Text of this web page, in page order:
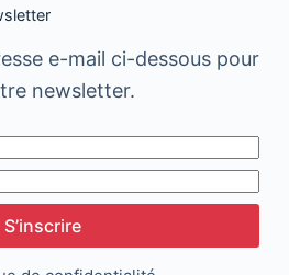
e-mail ci-dessous pour
newsletter.
S’inscrire